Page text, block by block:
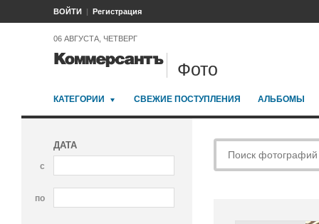
ВОЙТИ Регистрация
06 АВГУСТА, ЧЕТВЕРГ
Фото
КАТЕГОРИИ СВЕЖИЕ ПОСТУПЛЕНИЯ АЛЬБОМЫ
ДАТА
с
по